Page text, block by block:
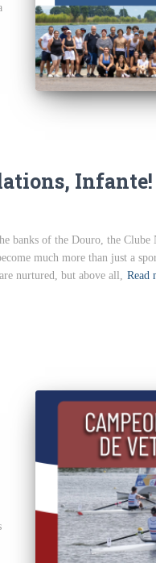
Infante!
banks of the Douro, the
much more than just a
nurtured, but above all, Read